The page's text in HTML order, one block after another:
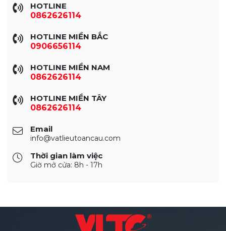
HOTLINE
0862626114
HOTLINE MIỀN BẮC
0906656114
HOTLINE MIỀN NAM
0862626114
HOTLINE MIỀN TÂY
0862626114
Email
info@vatlieutoancau.com
Thời gian làm việc
Giờ mở cửa: 8h - 17h